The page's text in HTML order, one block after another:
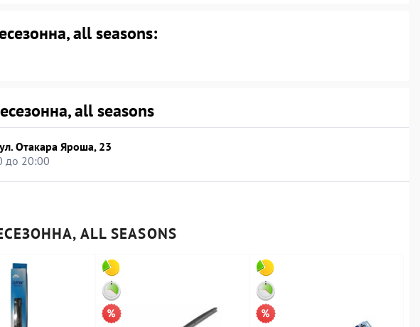
all seasons:
all seasons
Отакара Яроша, 23
до 20:00
ALL SEASONS